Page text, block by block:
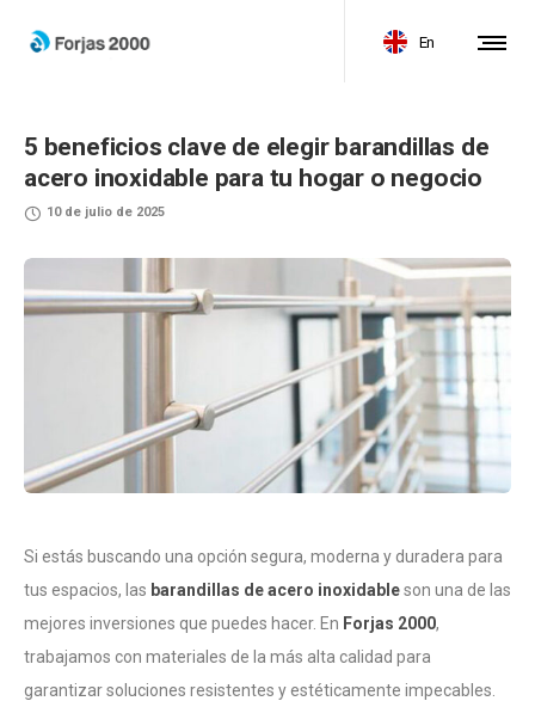
En
5 beneficios clave de elegir barandillas de
acero inoxidable para tu hogar o negocio
10 de julio de 2025
Si estás buscando una opción segura, moderna y duradera para
tus espacios, las barandillas de acero inoxidableson una de las
mejores inversiones que puedes hacer. En Forjas 2000,
trabajamos con materiales de la más alta calidad para
garantizar soluciones resistentes y estéticamente impecables.